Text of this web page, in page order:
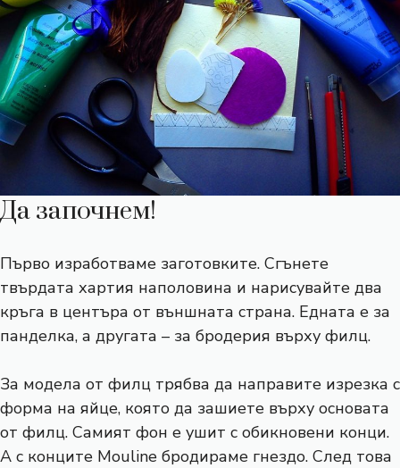
Да започнем!
Първо изработваме заготовките. Сгънете
твърдата хартия наполовина и нарисувайте два
кръга в центъра от външната страна. Едната е за
панделка, а другата – за бродерия върху филц.
За модела от филц трябва да направите изрезка с
форма на яйце, която да зашиете върху основата
от филц. Самият фон е ушит с обикновени конци.
А с конците Mouline бродираме гнездо. След това